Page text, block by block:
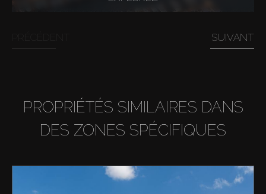
SUIVANT
PROPRIÉTÉS SIMILAIRES DANS
DES ZONES SPÉCIFIQUES